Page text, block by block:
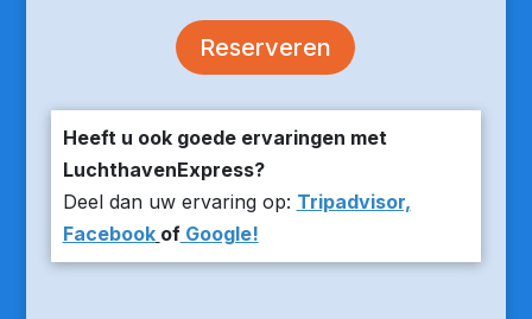
Reserveren
Heeft u ook goede ervaringen met
LuchthavenExpress?
Deel dan uw ervaring op: Tripadvisor,
Facebook ofGoogle!